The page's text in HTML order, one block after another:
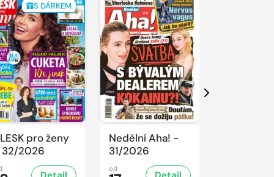
S DÁRKEM
pro ženy
2026
Nedělní Aha! -
31/2026
od
Další